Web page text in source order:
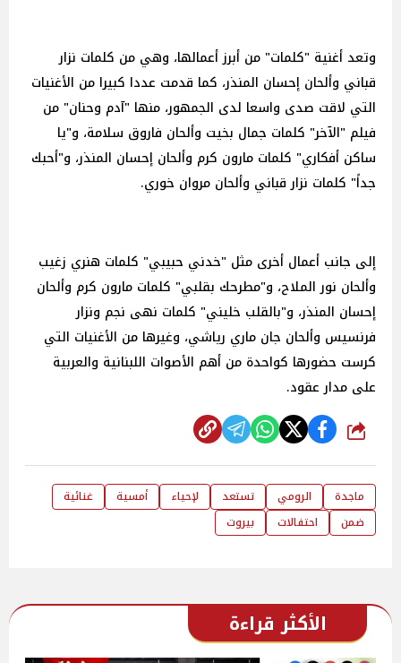
وتعد أغنية "كلمات" من أبرز أعمالها، وهي من كلمات نزار
قباني وألحان إحسان المنذر، كما قدمت عددا كبيرا من الأغنيات
التي لاقت صدى واسعا لدى الجمهور، منها "آدم وحنان" من
فيلم "الآخر" كلمات جمال بخيت وألحان فاروق سلامة، و"يا
ساكن أفكاري" كلمات مارون كرم وألحان إحسان المنذر، و"أحبك
جداً" كلمات نزار قباني وألحان مروان خوري.
إلى جانب أعمال أخرى مثل "خدني حبيبي" كلمات هنري زغيب
وألحان نور الملاح، و"مطرحك بقلبي" كلمات مارون كرم وألحان
إحسان المنذر، و"بالقلب خليني" كلمات نهى نجم ونزار
فرنسيس وألحان جان ماري رياشي، وغيرها من الأغنيات التي
كرست حضورها كواحدة من أهم الأصوات اللبنانية والعربية
على مدار عقود.
شارك
ماجدة الرومي تستعد لإحياء أمسية
غنائية
ضمن
احتفالات بيروت
الأكثر قراءة